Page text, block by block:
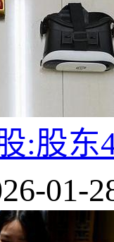
:股东
01-